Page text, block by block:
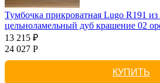
Тумбочка прикроватная Lugo R191
цельноламельный дуб крашение 02
13 215 ₽
24 027 Р
КУПИТЬ